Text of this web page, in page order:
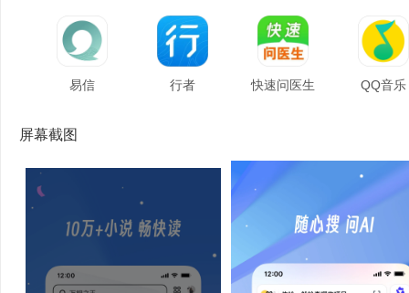
易信 行者 快速问医生 QQ音乐
屏幕截图